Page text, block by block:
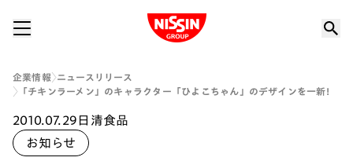
Nissin Group
企業情報
ニュースリリース
「チキンラーメン」のキャラクター「ひよこちゃん」のデザインを一新!
2010.07.29 日清食品
お知らせ